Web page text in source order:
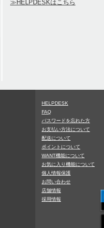
≫HELPDESKはこちら
HELPDESK
FAQ
パスワードを忘れた方
お支払い方法について
配送について
ポイントについて
WANT機能について
お気に入り機能について
個人情報保護
お問い合わせ
店舗情報
採用情報